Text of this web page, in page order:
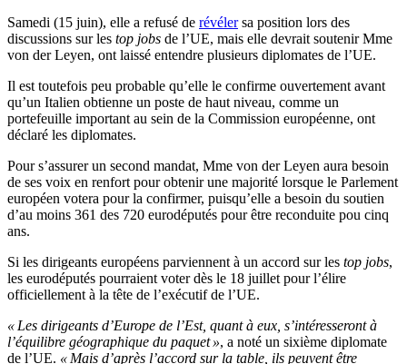
Samedi (15 juin), elle a refusé de révélersa position lors des
discussions sur les top jobs de l’UE, mais elle devrait soutenir Mme
von der Leyen, ont laissé entendre plusieurs diplomates de l’UE.
Il est toutefois peu probable qu’elle le confirme ouvertement avant
qu’un Italien obtienne un poste de haut niveau, comme un
portefeuille important au sein de la Commission européenne, ont
déclaré les diplomates.
Pour s’assurer un second mandat, Mme von der Leyen aura besoin
de ses voix en renfort pour obtenir une majorité lorsque le Parlement
européen votera pour la confirmer, puisqu’elle a besoin du soutien
d’au moins 361 des 720 eurodéputés pour être reconduite pou cinq
ans.
Si les dirigeants européens parviennent à un accord sur les top jobs,
les eurodéputés pourraient voter dès le 18 juillet pour l’élire
officiellement à la tête de l’exécutif de l’UE.
« Les dirigeants d’Europe de l’Est, quant à eux, s’intéresseront à
l’équilibre géographique du paquet », a noté un sixième diplomate
de l’UE. « Mais d’après l’accord sur la table, ils peuvent être